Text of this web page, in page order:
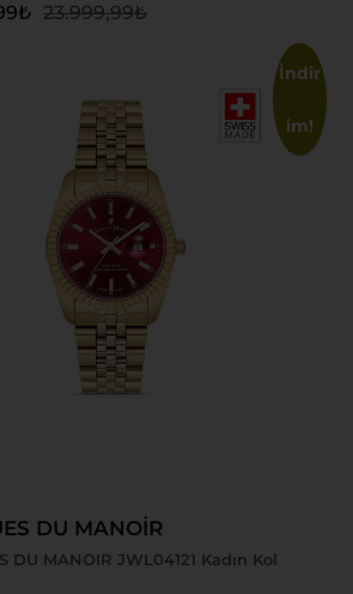
23.999,99₺
₺
İndir
im!
DU MANOİR
DU MANOIR JWL04121 Kadın Kol